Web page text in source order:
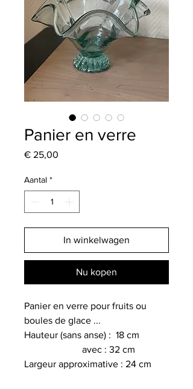
Panier en verre
€ 25,00
Aantal *
In winkelwagen
Nu kopen
Panier en verre pour fruits ou
boules de glace ...
Hauteur (sans anse) : 18 cm
avec : 32 cm
Largeur approximative : 24 cm